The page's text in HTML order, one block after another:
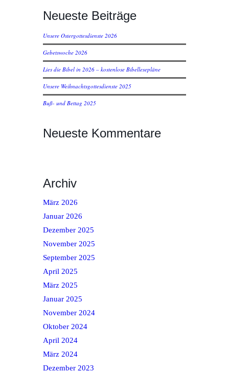
Neueste Beiträge
Unsere Ostergottesdienste 2026
Gebetswoche 2026
Lies die Bibel in 2026 – kostenlose Bibellesepläne
Unsere Weihnachtsgottesdienste 2025
Buß- und Bettag 2025
Neueste Kommentare
Archiv
März 2026
Januar 2026
Dezember 2025
November 2025
September 2025
April 2025
März 2025
Januar 2025
November 2024
Oktober 2024
April 2024
März 2024
Dezember 2023